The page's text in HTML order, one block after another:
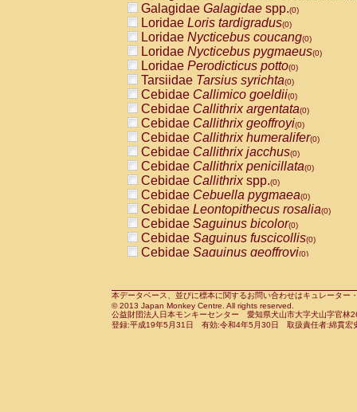
AtelidaeAtelesspp.(0)
Atelidae Lagothrix lagothricha
AtelidaeLagothrix lagothricha cana
PitheciidaeCacajao calvus
PitheciidaeCallicebus cupreus
PitheciidaeCallicebus donacophilus
PitheciidaeCallicebus moloch
PitheciidaeCallicebus torquatus
PitheciidaeCallicebusspp.(0)
PitheciidaeChiropotes satanas(0)
PitheciidaePithecia monachus
PitheciidaePithecia pithecia(0)
CercopithecidaeCercocebus agilis
CercopithecidaeCercocebus
CercopithecidaeCercocebus
CercopithecidaeCercocebus
CercopithecidaeCercocebus
CercopithecidaeCercocebushybrid
CercopithecidaePapio anubis(0)
CercopithecidaePapio cynocephalus
CercopithecidaePapio hamadryas(0)
Galagidae Galagidae spp.(0)
Loridae Loris tardigradus(0)
Loridae Nycticebus coucang(0)
Loridae Nycticebus pygmaeus(0)
Loridae Perodicticus potto(0)
Tarsiidae Tarsius syrichta(0)
Cebidae Callimico goeldii(0)
Cebidae Callithrix argentata(0)
Cebidae Callithrix geoffroyi(0)
Cebidae Callithrix humeralifer(0)
Cebidae Callithrix jacchus(0)
Cebidae Callithrix penicillata(0)
Cebidae Callithrixspp.(0)
Cebidae Cebuella pygmaea(0)
Cebidae Leontopithecus rosalia(0)
Cebidae Saguinus bicolor(0)
Cebidae Saguinus fuscicollis(0)
Cebidae Saguinus geoffroyi(0)
CebidaeSaguinus leucopus(0)
CebidaeSaguinus midas(0)
Cebidae Saguinus mystax(0)
本データベース、並びに標本に関するお問い合わせはキュレータ
© 2013 Japan Monkey Centre. All rights reserved.
公益財団法人日本モンキーセンター 愛知県犬山市大字犬山字官
登録:平成19年5月31日 有効:令和4年5月30日 取扱責任者:綿貫宏